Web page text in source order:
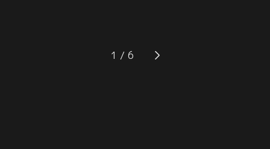
君臨し他の勢力に対抗できる理
由…。それはかぶき町最強の男が側
既に動き出していた。最初に狙われ
たのは次郎長が最も忌み嫌う人物、
1